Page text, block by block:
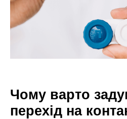
Чому варто
перехід на